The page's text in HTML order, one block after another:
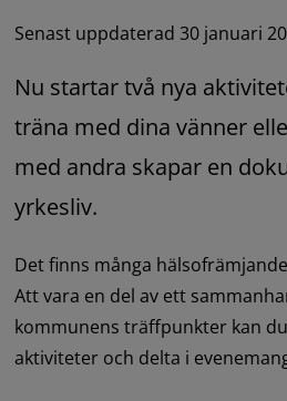
Senast uppdaterad 30 januari
Nu startar två nya
träna med dina vänner
med andra skapar en
yrkesliv.
Det finns många
Att vara en del av ett
kommunens träffpunkter kan
aktiviteter och delta i